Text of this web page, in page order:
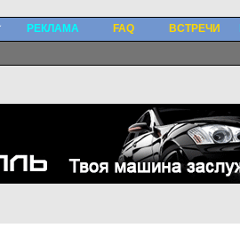
РЕКЛАМА FAQ ВСТРЕЧИ